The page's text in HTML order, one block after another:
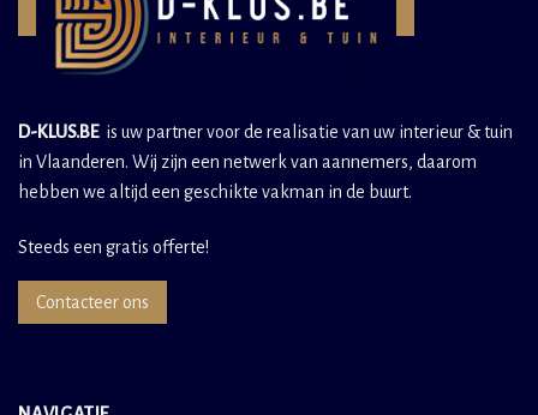
D-KLUS.BEis uw partner voor de realisatie van uw interieur & tuin
in Vlaanderen. Wij zijn een netwerk van aannemers, daarom
hebben we altijd een geschikte vakman in de buurt.
Steeds een gratis offerte!
Contacteer ons